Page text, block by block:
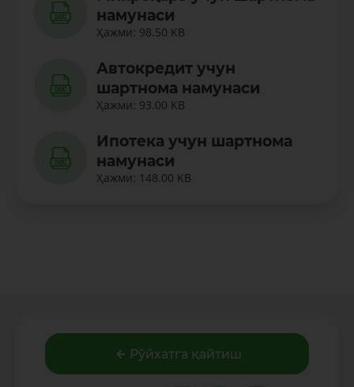
намунаси
Ҳажми: 98.50 KB
Автокредит учун
шартнома намунаси
Ҳажми: 93.00 KB
Ипотека учун шартнома
намунаси
Ҳажми: 148.00 KB
Рўйхатга қайтиш